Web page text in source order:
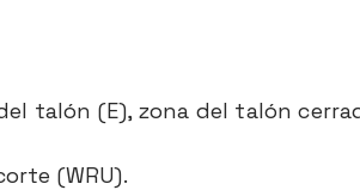
talón (E), zona del talón
(WRU).